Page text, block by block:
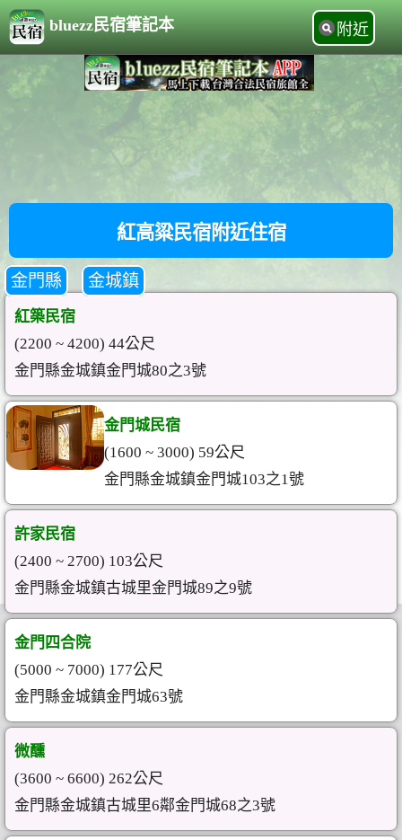
bluezz民宿筆記本 附近
紅高粱民宿附近住宿
金門縣 金城鎮
紅築民宿
(2200 ~ 4200) 44公尺
金門縣金城鎮金門城80之3號
金門城民宿
(1600 ~ 3000) 59公尺
金門縣金城鎮金門城103之1號
許家民宿
(2400 ~ 2700) 103公尺
金門縣金城鎮古城里金門城89之9號
金門四合院
(5000 ~ 7000) 177公尺
金門縣金城鎮金門城63號
微醺
(3600 ~ 6600) 262公尺
金門縣金城鎮古城里6鄰金門城68之3號